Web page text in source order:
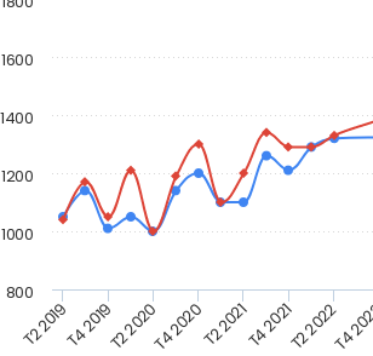
T2 2019T4 2019T2 2020T4 2020T2 2021T4 2021T2 2022T4
800
1000
1200
1400
1600